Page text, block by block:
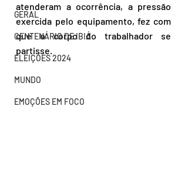
GERAL
CENTENÁRIO DE IBIÁ
ELEIÇÕES 2024
MUNDO
EMOÇÕES EM FOCO
atenderam a ocorrência, a pressão
exercida pelo equipamento, fez com
que o corpo do trabalhador se
partisse.